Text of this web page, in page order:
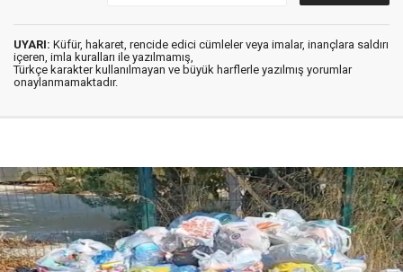
UYARI: Küfür, hakaret, rencide edici cümleler veya imalar, inançlara saldırı
içeren, imla kuralları ile yazılmamış,
Türkçe karakter kullanılmayan ve büyük harflerle yazılmış yorumlar
onaylanmamaktadır.